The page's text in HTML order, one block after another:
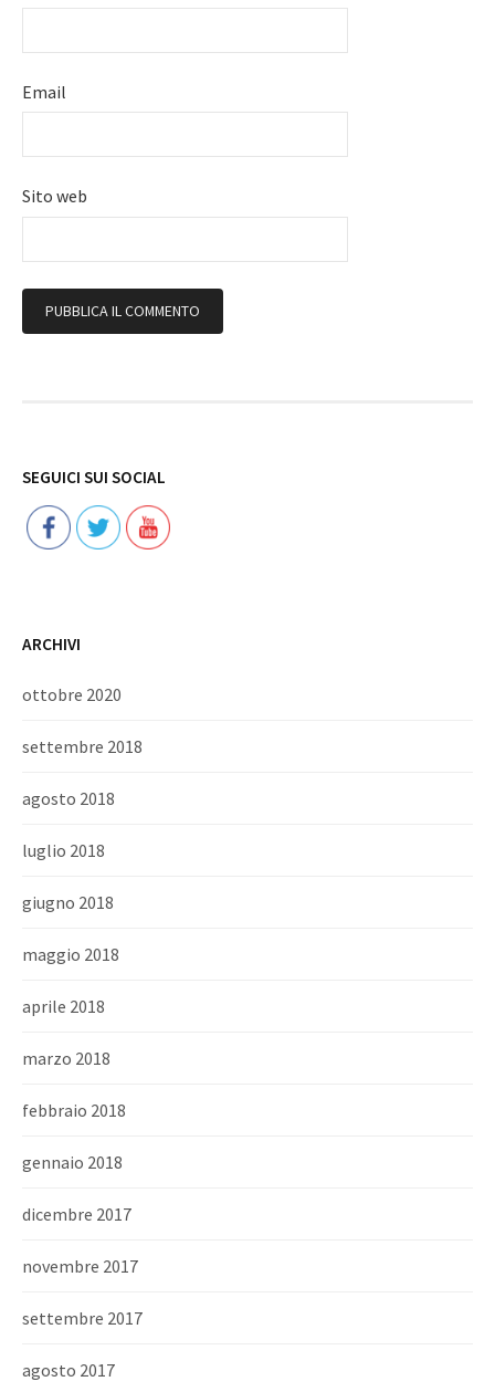
Email
Sito web
SEGUICI SUI SOCIAL
ARCHIVI
ottobre 2020
settembre 2018
agosto 2018
luglio 2018
giugno 2018
maggio 2018
aprile 2018
marzo 2018
febbraio 2018
gennaio 2018
dicembre 2017
novembre 2017
settembre 2017
agosto 2017